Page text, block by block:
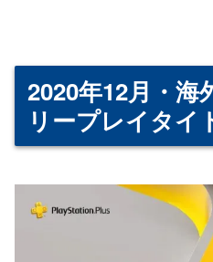
2020年12月・海
リープレイタイ